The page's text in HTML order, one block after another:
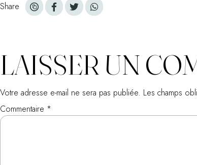
Share
LAISSER UN
Votre adresse e-mail ne sera pas publiée. Les champs
Commentaire *